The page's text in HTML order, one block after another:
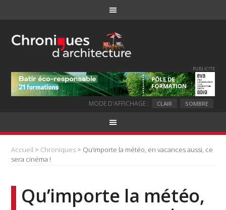
PUBLICITE
MODE D'AFFICHAGE : CLAIR SOMBRE
Accueil > Chroniques > Qu’importe la météo, en vacances aussi, ce
sera cinéma !
Qu’importe la météo,